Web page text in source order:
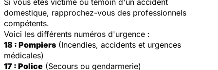
domestique, rapprochez-vous des professionnels
compétents.
Voici les différents numéros d'urgence :
18 : Pompiers (Incendies, accidents et urgences
médicales)
17 : Police (Secours ou gendarmerie)